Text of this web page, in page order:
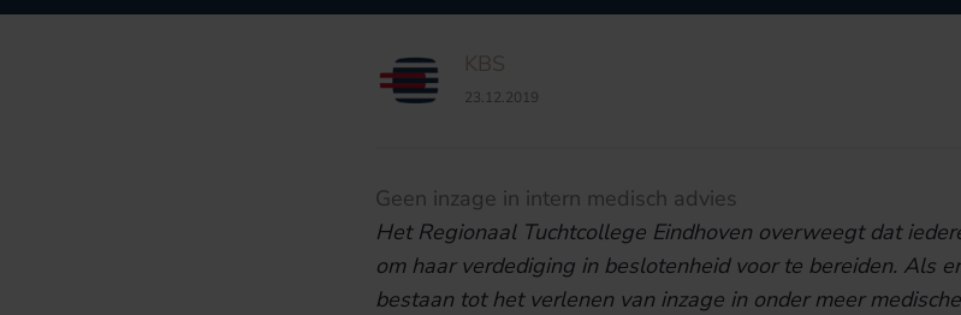
KBS
23.12.2019
Geen inzage in intern medisch advies
Het Regionaal Tuchtcollege Eindhoven overweegt dat
om haar verdediging in beslotenheid voor te bereiden. Als
bestaan tot het verlenen van inzage in onder meer